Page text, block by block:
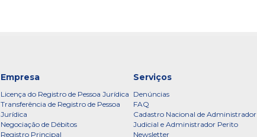
Empresa
Licença do Registro de Pessoa Jurídica
Transferência de Registro de Pessoa
Jurídica
Negociação de Débitos
Registro Principal
Serviços
Denúncias
FAQ
Cadastro Nacional de Administrador
Judicial e Administrador Perito
Newsletter